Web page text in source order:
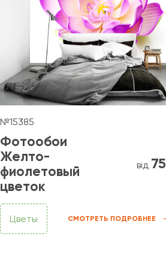
№15385
Фотообои
Желто-
фиолетовый
цветок
від 75
Цветы СМОТРЕТЬ ПОДРОБНЕЕ